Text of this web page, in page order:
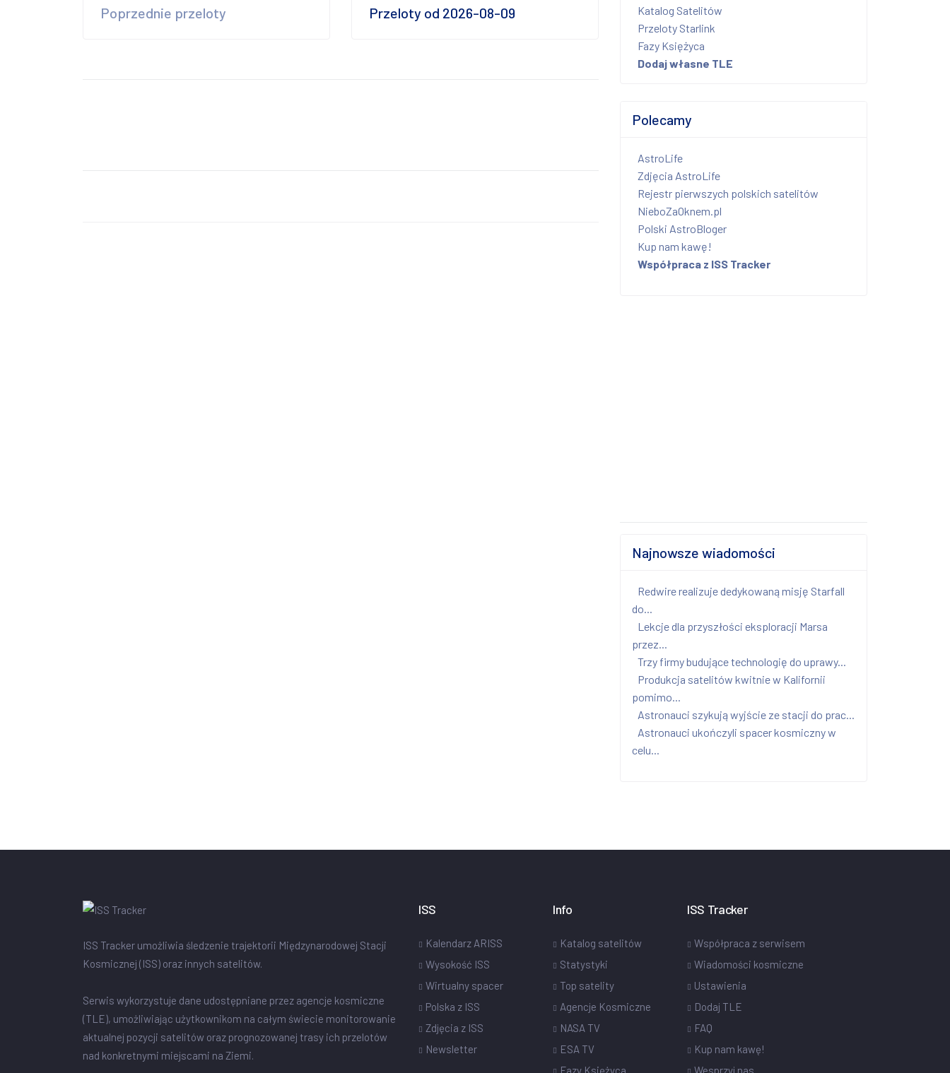
Poprzednie przeloty Przeloty od 2026-08-09
Katalog Satelitów
Przeloty Starlink
Fazy Księżyca
Dodaj własne TLE
Polecamy
AstroLife
Zdjęcia AstroLife
Rejestr pierwszych polskich satelitów
NieboZaOknem.pl
Polski AstroBloger
Kup nam kawę!
Współpraca z ISS Tracker
Najnowsze wiadomości
Redwire realizuje dedykowaną misję Starfall
do...
Lekcje dla przyszłości eksploracji Marsa
przez...
Trzy firmy budujące technologię do uprawy...
Produkcja satelitów kwitnie w Kalifornii
pomimo...
Astronauci szykują wyjście ze stacji do prac...
Astronauci ukończyli spacer kosmiczny w
celu...
ISS Tracker umożliwia śledzenie trajektorii Międzynarodowej Stacji
Kosmicznej (ISS) oraz innych satelitów.
Serwis wykorzystuje dane udostępniane przez agencje kosmiczne
(TLE), umożliwiając użytkownikom na całym świecie monitorowanie
aktualnej pozycji satelitów oraz prognozowanej trasy ich przelotów
nad konkretnymi miejscami na Ziemi.
ISS
Kalendarz ARISS
Wysokość ISS
Wirtualny spacer
Polska z ISS
Zdjęcia z ISS
Newsletter
Info
Katalog satelitów
Statystyki
Top satelity
Agencje Kosmiczne
NASA TV
ESA TV
Fazy Księżyca
ISS Tracker
Współpraca z serwisem
Wiadomości kosmiczne
Ustawienia
Dodaj TLE
FAQ
Kup nam kawę!
Wesprzyj nas